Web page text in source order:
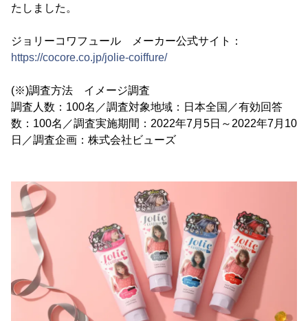
たしました。
ジョリーコワフュール メーカー公式サイト：
https://cocore.co.jp/jolie-coiffure/
(※)調査方法 イメージ調査
調査人数：100名／調査対象地域：日本全国／有効回答
数：100名／調査実施期間：2022年7月5日～2022年7月10
日／調査企画：株式会社ビューズ